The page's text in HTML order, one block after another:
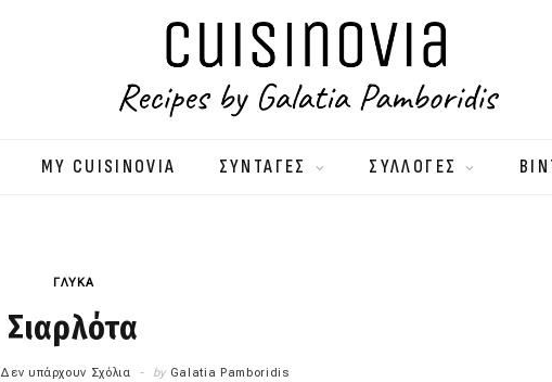
MY CUISINOVIA ΣΥΝΤΑΓΕΣ ΣΥΛΛΟΓΕΣ
ΓΛΥΚΑ
Σιαρλότα
Δεν υπάρχουν Σχόλια by Galatia Pamboridis